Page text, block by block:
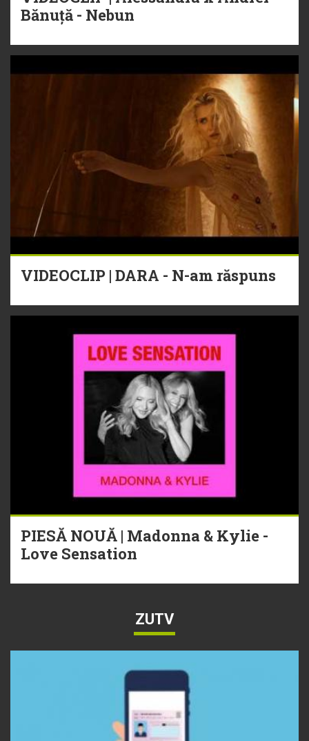
Bănuță - Nebun
VIDEOCLIP | DARA - N-am răspuns
PIESĂ NOUĂ | Madonna & Kylie -
Love Sensation
ZUTV